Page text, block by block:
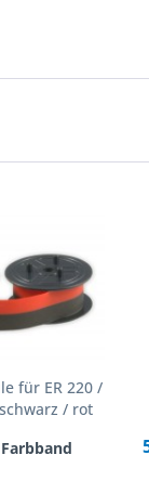
für ER 220 /
/ rot